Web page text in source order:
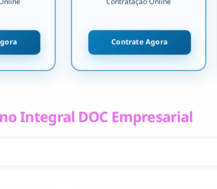
Contrate Agora
Integral DOC Empresarial